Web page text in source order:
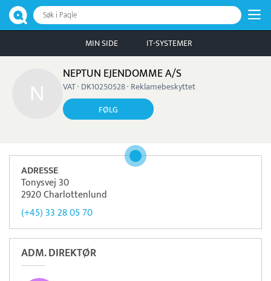
Søk i Paqle
MIN SIDE IT-SYSTEMER
NEPTUN EJENDOMME A/S
VAT · DK10250528 · Reklamebeskyttet
FØLG
ADRESSE
Tonysvej 30
2920 Charlottenlund
(+45) 33 28 05 70
ADM. DIREKTØR